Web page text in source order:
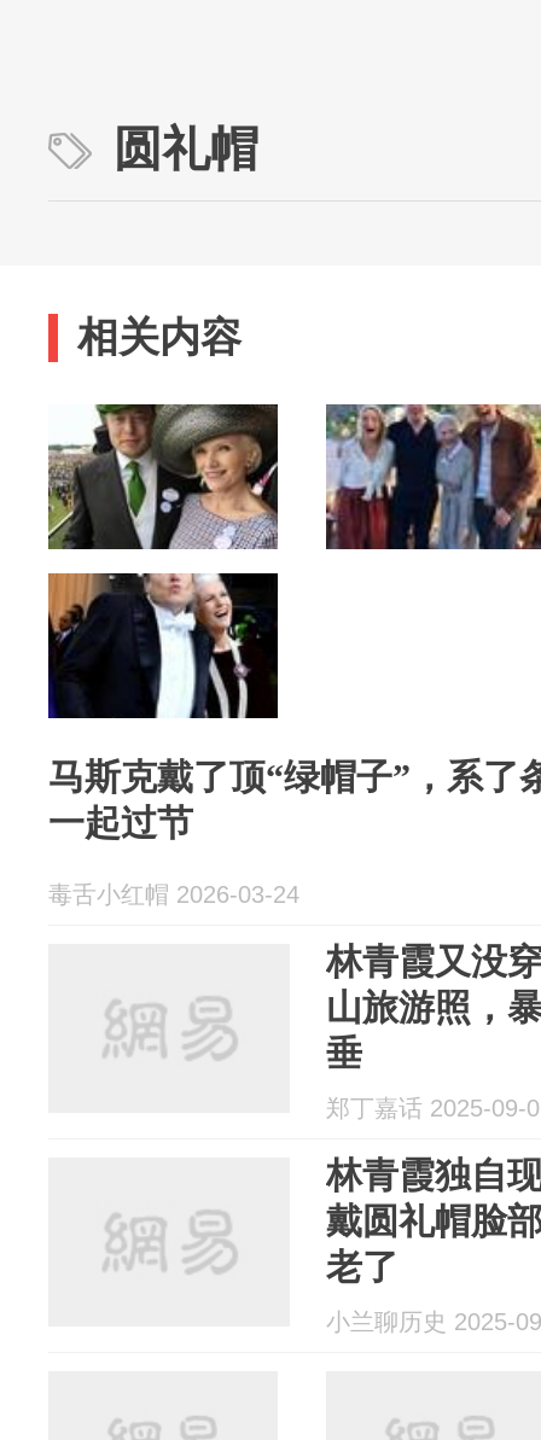
圆礼帽
相关内容
马斯克戴了顶“绿帽子”，系了
一起过节
毒舌小红帽 2026-03-24
林青霞又没
山旅游照，
垂
郑丁嘉话 2025-09-
林青霞独自
戴圆礼帽脸
老了
小兰聊历史 2025-